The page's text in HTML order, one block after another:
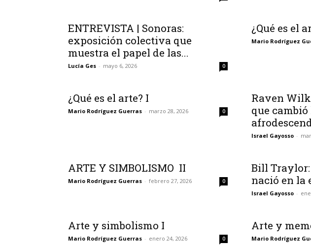
ENTREVISTA | Sonoras:
exposición colectiva que
muestra el papel de las...
Lucía Ges - mayo 6, 2026 0
¿Qué es el
Mario Rodríguez
¿Qué es el arte? I
Mario Rodríguez Guerras - marzo 28, 2026 0
Raven
que
Israel Gayosso -
ARTE Y SIMBOLISMO II
Mario Rodríguez Guerras - febrero 27, 2026 0
Bill Traylor:
nació en la
Israel Gayosso -
Arte y simbolismo I
Mario Rodríguez Guerras - enero 24, 2026 0
Arte y
Mario Rodríguez